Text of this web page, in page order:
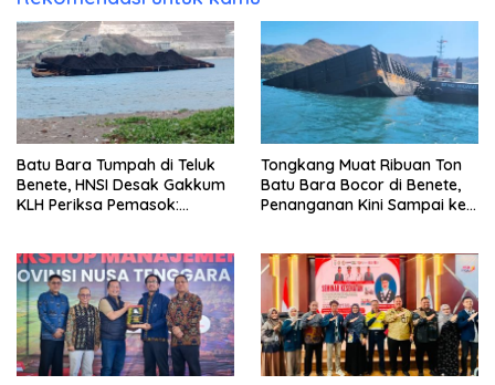
Batu Bara Tumpah di Teluk
Benete, HNSI Desak Gakkum
KLH Periksa Pemasok:
Tongkang Muat Ribuan Ton
Batu Bara Bocor di Benete,
Penanganan Kini Sampai ke